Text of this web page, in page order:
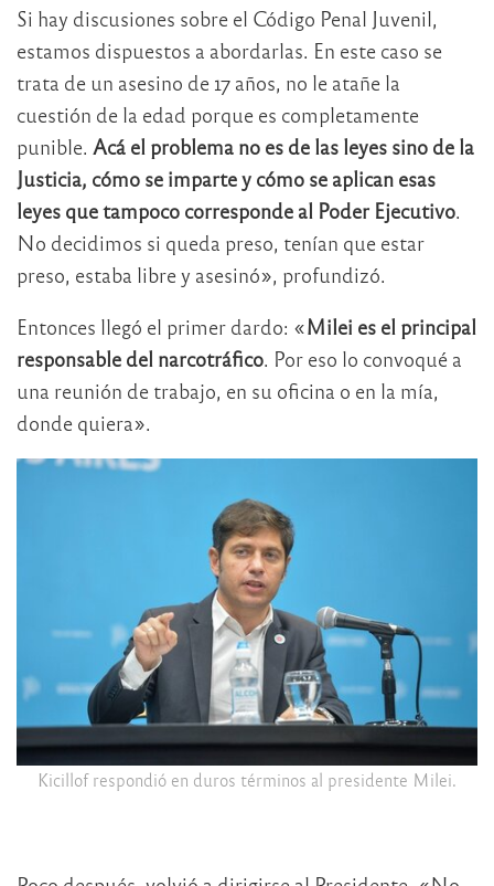
Si hay discusiones sobre el Código Penal Juvenil,
estamos dispuestos a abordarlas. En este caso se
trata de un asesino de 17 años, no le atañe la
cuestión de la edad porque es completamente
punible. Acá el problema no es de las leyes sino de la
Justicia, cómo se imparte y cómo se aplican esas
leyes que tampoco corresponde al Poder Ejecutivo.
No decidimos si queda preso, tenían que estar
preso, estaba libre y asesinó», profundizó.
Entonces llegó el primer dardo: «Milei es el principal
responsable del narcotráfico. Por eso lo convoqué a
una reunión de trabajo, en su oficina o en la mía,
donde quiera».
Kicillof respondió en duros términos al presidente Milei.